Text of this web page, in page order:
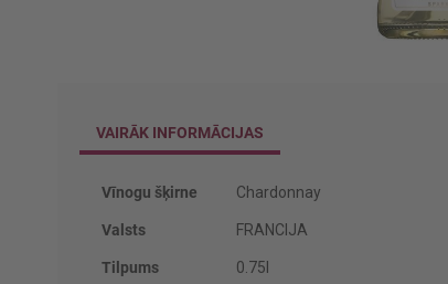
sākumuVAIRĀK INFORMĀCIJAS
Vairāk
Vīnogu šķirne Chardonnay
Valsts FRANCIJA
Tilpums 0.75l